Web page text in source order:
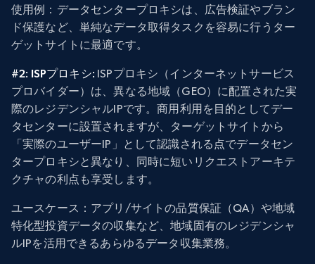
使用例 ：データセンタープロキシは、広告検証やブラン
ド保護など、単純なデータ取得タスクを容易に行うター
ゲットサイトに最適です。
#2: ISPプロキシ: ISPプロキシ（インターネットサービス
プロバイダー）は、異なる地域（GEO）に配置された実
際のレジデンシャルIPです。商用利用を目的としてデー
タセンターに設置されますが、ターゲットサイトから
「実際のユーザーIP」として認識される点でデータセン
タープロキシと異なり、同時に短いリクエストアーキテ
クチャの利点も享受します。
ユースケース ：アプリ/サイトの品質保証（QA）や地域
特化型投資データの収集など、地域固有のレジデンシャ
ルIPを活用できるあらゆるデータ収集業務。